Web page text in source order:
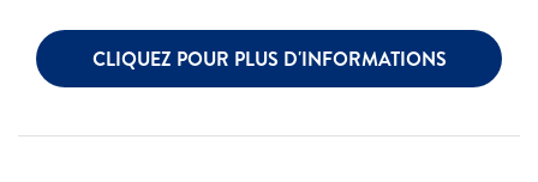
CLIQUEZ POUR PLUS D'INFORMATIONS